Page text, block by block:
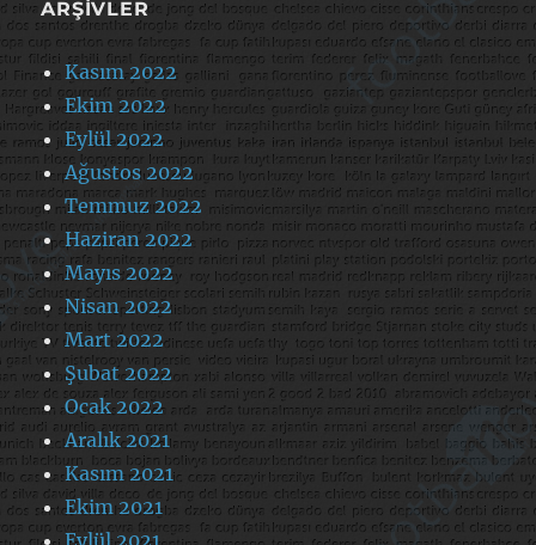
ARŞIVLER
Kasım 2022
Ekim 2022
Eylül 2022
Ağustos 2022
Temmuz 2022
Haziran 2022
Mayıs 2022
Nisan 2022
Mart 2022
Şubat 2022
Ocak 2022
Aralık 2021
Kasım 2021
Ekim 2021
Eylül 2021